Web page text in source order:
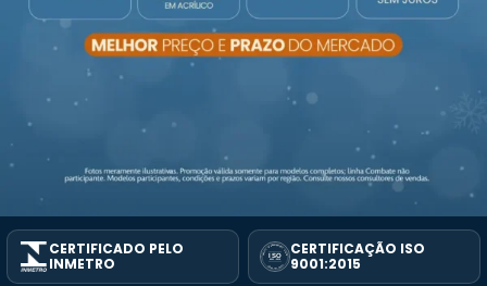
CERTIFICADO PELO
INMETRO
CERTIFICAÇÃO ISO
9001:2015